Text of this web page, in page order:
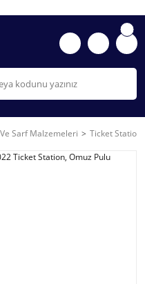
Sarf Malzemeleri Ticket